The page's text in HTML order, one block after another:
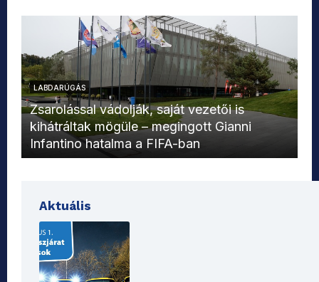
LABDARÚGÁS
Zsarolással vádolják, saját vezetői is
kihátráltak mögüle – megingott Gianni
Infantino hatalma a FIFA-ban
Aktuális